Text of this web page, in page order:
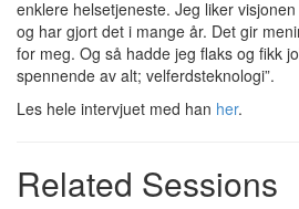
enklere helsetjeneste. Jeg liker
og har gjort det i mange år. Det gir
for meg. Og så hadde jeg flaks og fikk
spennende av alt; velferdsteknologi”.
Les hele intervjuet med han her.
Related Sessions